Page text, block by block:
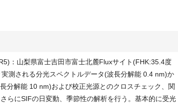
：山梨県富士吉田市富士北麓Fluxサイト(FHK:35.4度
測される分光スペクトルデータ(波長分解能 0.4 nm)か
分解能 10 nm)および校正光源とのクロスチェック、関
らにSIFの日変動、季節性の解析を行う。基本的に受光